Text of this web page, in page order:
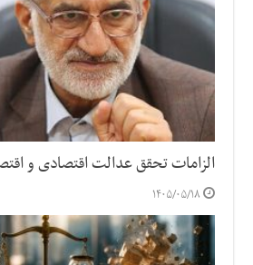
الزامات تحقق عدالت اقتصادی و
۱۴۰۵/۰۵/۱۸